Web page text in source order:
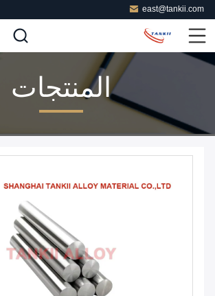
east@tankii.com
المنتجات